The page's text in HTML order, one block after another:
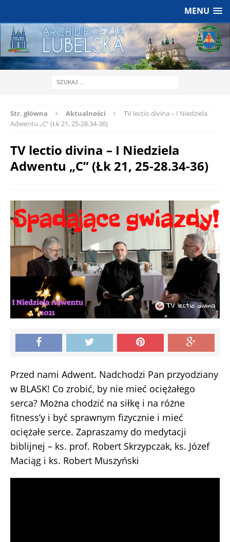
MENU
Str. główna Aktualności
TV lectio divina – I Niedziela
Adwentu „C” (Łk 21, 25-28.34-36)
TV lectio divina – I Niedziela
Adwentu „C” (Łk 21, 25-28.34-36)
Przed nami Adwent. Nadchodzi Pan przyodziany
w BLASK! Co zrobić, by nie mieć ociężałego
serca? Można chodzić na siłkę i na różne
fitness’y i być sprawnym fizycznie i mieć
ociężałe serce. Zapraszamy do medytacji
biblijnej – ks. prof. Robert Skrzypczak, ks. Józef
Maciąg i ks. Robert Muszyński